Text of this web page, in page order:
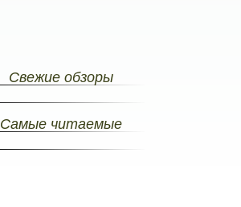
Свежие обзоры
Самые читаемые